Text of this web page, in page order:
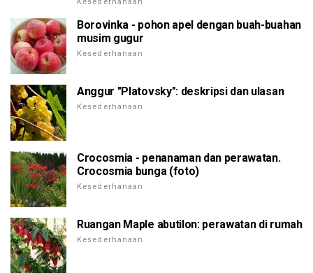
Borovinka - pohon apel dengan buah-buahan
musim gugur
Kesederhanaan
Anggur "Platovsky": deskripsi dan ulasan
Kesederhanaan
Crocosmia - penanaman dan perawatan.
Crocosmia bunga (foto)
Kesederhanaan
Ruangan Maple abutilon: perawatan di rumah
Kesederhanaan